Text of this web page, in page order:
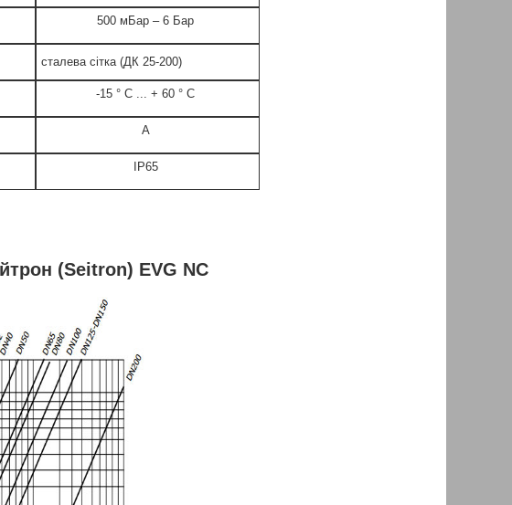
500 мБар – 6 Бар
сталева сітка (ДК 25-200)
-15 ° С ... + 60 ° С
А
IP65
(Seitron) EVG NC